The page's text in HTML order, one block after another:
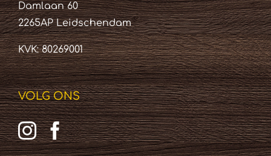
Damlaan 60
2265AP Leidschendam
KVK: 80269001
VOLG ONS